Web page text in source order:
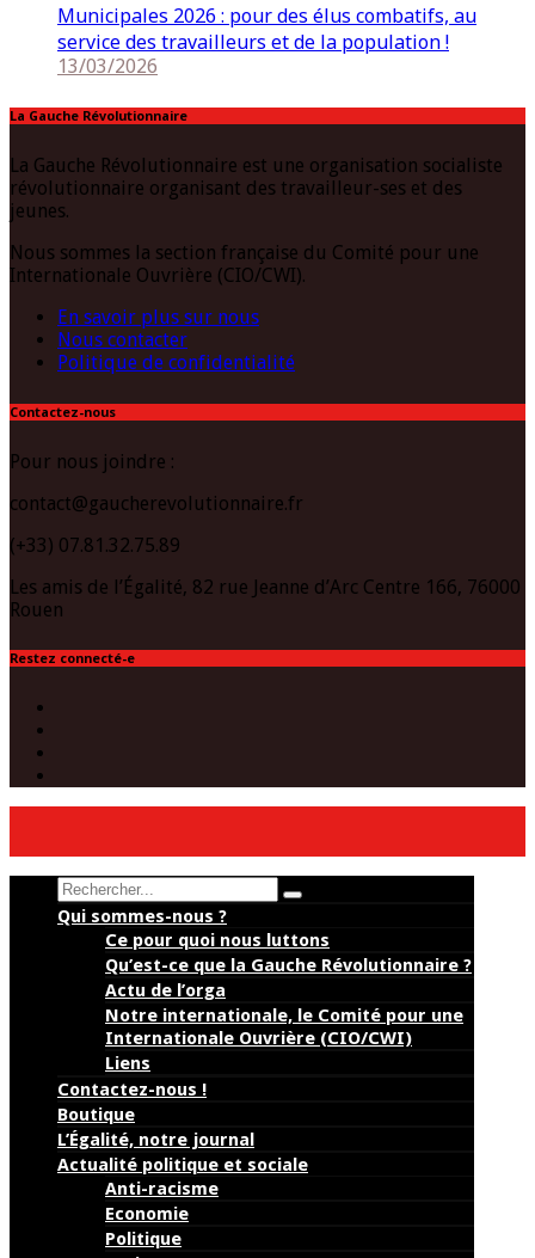
Municipales 2026 : pour des élus combatifs, au
service des travailleurs et de la population !
13/03/2026
La Gauche Révolutionnaire
La Gauche Révolutionnaire est une organisation socialiste
révolutionnaire organisant des travailleur-ses et des
jeunes.
Nous sommes la section française du Comité pour une
Internationale Ouvrière (CIO/CWI).
En savoir plus sur nous
Nous contacter
Politique de confidentialité
Contactez-nous
Pour nous joindre :
contact@gaucherevolutionnaire.fr
(+33) 07.81.32.75.89
Les amis de l’Égalité, 82 rue Jeanne d’Arc Centre 166, 76000
Rouen
Restez connecté-e
Search
Qui sommes-nous ?
Ce pour quoi nous luttons
Qu’est-ce que la Gauche Révolutionnaire ?
Actu de l’orga
Notre internationale, le Comité pour une
Internationale Ouvrière (CIO/CWI)
Liens
Contactez-nous !
Boutique
L’Égalité, notre journal
Actualité politique et sociale
Anti-racisme
Economie
Politique